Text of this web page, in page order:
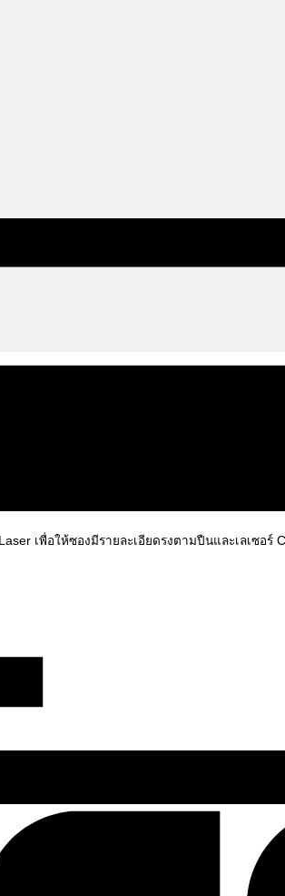
เพื่อให้ซองมีรายละเอียดรงตามปืนและเลเซอร์